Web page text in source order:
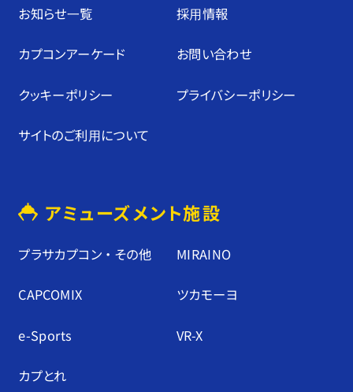
にアクセス
することは
が、一部の
機能が正し
く動作しな
お知らせ⼀覧 採⽤情報
カプコンアーケード お問い合わせ
クッキーポリシー プライバシーポリシー
サイトのご利⽤について
アミューズメント施設
プラサカプコン ・ その他 MIRAINO
CAPCOMIX ツカモーヨ
e-Sports VR-X
カプとれ